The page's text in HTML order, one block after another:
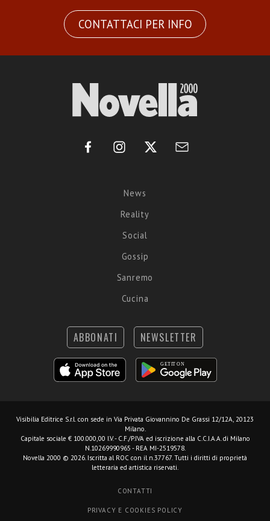
CONTATTACI PER INFO
News
Reality
Social
Gossip
Sanremo
Cucina
ABBONATI NEWSLETTER
Visibilia Editrice S.r.l. con sede in Via Privata Giovannino De Grassi 12/12A, 20123
Milano.
Capitale sociale € 100.000,00 I.V. - C.F./P.IVA ed iscrizione alla C.C.I.A.A. di Milano
N.10269990965 - REA MI-2519578.
Novella 2000 © 2026. Iscritta al ROC con il n.37767. Tutti i diritti di proprietà
letteraria ed artistica riservati.
CONTATTI
PRIVACY E COOKIES POLICY